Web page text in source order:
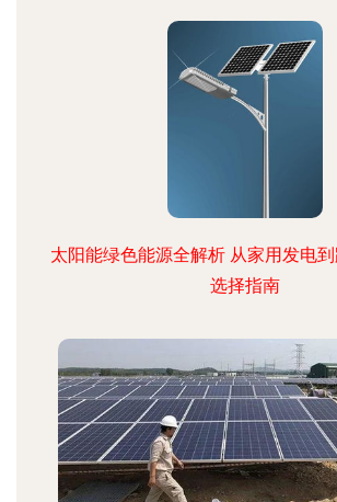
太阳能绿色能源全解析 从家用发电
选择指南